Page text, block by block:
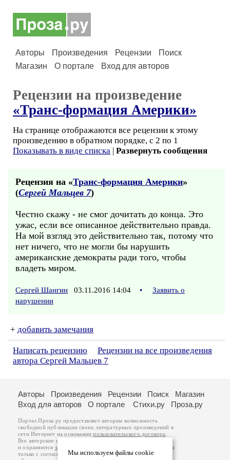
Авторы Произведения Рецензии
Поиск
Магазин
О портале Вход для авторов
Рецензии на произведение
«Транс-формация Америки»
На странице отображаются все рецензии к этому
произведению в обратном порядке, с 2 по 1
Показывать в виде списка | Развернуть сообщения
Рецензия на «Транс-формация Америки»
(Сергей Мальцев 7)
Честно скажу - не смог дочитать до конца. Это
ужас, если все описанное действительно правда.
На мой взгляд это действительно так, потому что
нет ничего, что не могли бы нарушить
американские демократы ради того, чтобы
владеть миром.
Сергей Шангин 03.11.2016 14:04 •
Заявить о
нарушении
+ добавить замечания
Написать рецензию
Рецензии на все произведения
автора Сергей Мальцев 7
Мы используем файлы cookie
Авторы Произведения Рецензии Поиск
Магазин
Вход для авторов
О портале Стихи.ру Проза.ру
Портал Проза.ру предоставляет авторам возможность
свободной публикации своих литературных произведений в
сети Интернет на основаниипользовательского договора
Все авторские права на произведения принадлежат авторам
и охраняются законом
. Перепечатка произведений возможна
только с согласия его автора, к которому вы можете